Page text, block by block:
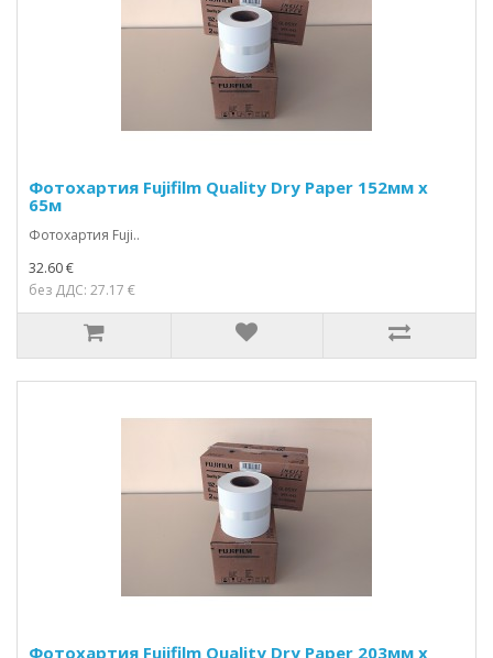
Фотохартия Fujifilm Quality Dry Paper 152мм х
65м
Фотохартия Fuji..
32.60 €
без ДДС: 27.17 €
Фотохартия Fujifilm Quality Dry Paper 203мм х